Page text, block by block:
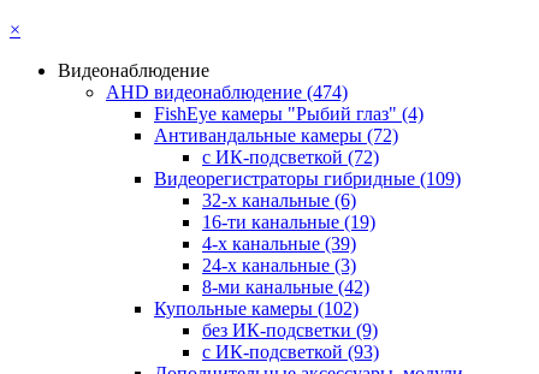
×
Видеонаблюдение
AHD видеонаблюдение (474)
FishEye камеры "Рыбий глаз" (4)
Антивандальные камеры (72)
с ИК-подсветкой (72)
Видеорегистраторы гибридные (109)
32-х канальные (6)
16-ти канальные (19)
4-х канальные (39)
24-х канальные (3)
8-ми канальные (42)
Купольные камеры (102)
без ИК-подсветки (9)
с ИК-подсветкой (93)